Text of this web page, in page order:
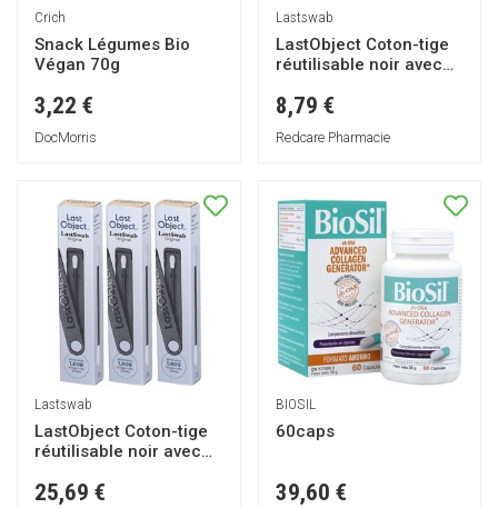
Crich
Snack Légumes Bio
Végan 70g
3,22 €
DocMorris
Lastswab
LastObject Coton-tige
réutilisable noir avec
8,79 €
Redcare Pharmacie
Lastswab
LastObject Coton-tige
réutilisable noir avec
25,69 €
BIOSIL
60caps
39,60 €